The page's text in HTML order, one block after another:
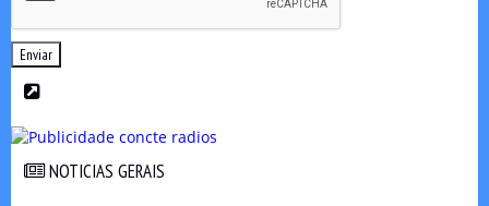
Enviar
NOTICIAS GERAIS